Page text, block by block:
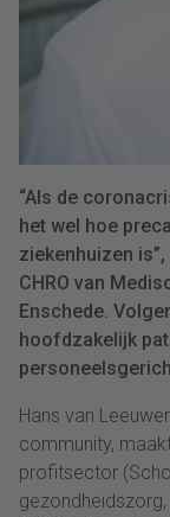
“Als de
het wel hoe
ziekenhuizen
CHRO van
Enschede.
hoofdzakelijk
Hans van
community,
profitsector